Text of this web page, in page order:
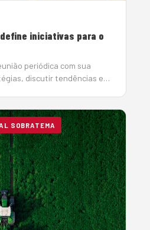
iniciativas para o
periódica com sua
discutir tendências e
SOBRATEMA